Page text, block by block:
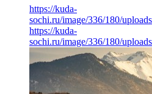
https://kuda-
sochi.ru/image/336/180/
https://kuda-
sochi.ru/image/336/180/